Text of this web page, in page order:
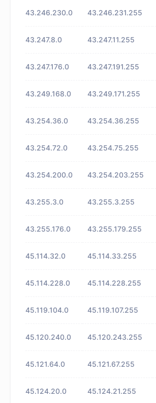
43.246.230.0 43.246.231.255
43.247.8.0 43.247.11.255
43.247.176.0 43.247.191.255
43.249.168.0 43.249.171.255
43.254.36.0 43.254.36.255
43.254.72.0 43.254.75.255
43.254.200.0 43.254.203.255
43.255.3.0 43.255.3.255
43.255.176.0 43.255.179.255
45.114.32.0 45.114.33.255
45.114.228.0 45.114.228.255
45.119.104.0 45.119.107.255
45.120.240.0 45.120.243.255
45.121.64.0 45.121.67.255
45.124.20.0 45.124.21.255